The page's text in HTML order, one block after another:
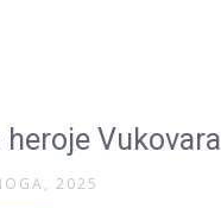
heroje Vukovara
2025